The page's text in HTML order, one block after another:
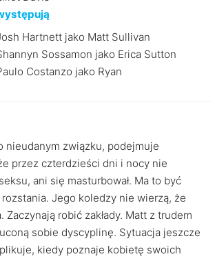
Hartnett jako Matt Sullivan
Sossamon jako Erica Sutton
Costanzo jako Ryan
nieudanym związku, podejmuje
przez czterdzieści dni i nocy nie
ani się masturbował. Ma to być
Jego koledzy nie wierzą, że
Zaczynają robić zakłady. Matt z trudem
sobie dyscyplinę. Sytuacja jeszcze
kiedy poznaje kobietę swoich